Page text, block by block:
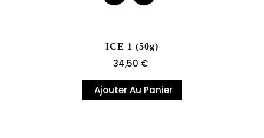
ICE 1 (50g)
Prix
34,50 €
Ajouter Au Panier